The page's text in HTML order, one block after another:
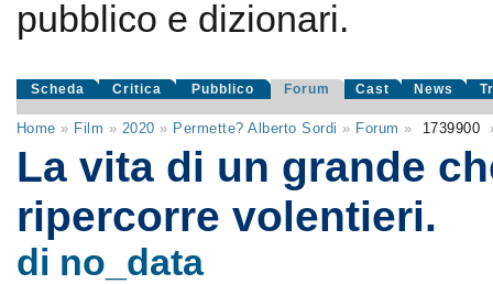
pubblico e dizionari.
Scheda Critica Pubblico Forum Cast News
Home » Film » 2020 » Permette? Alberto Sordi » Forum » 1739900
La vita di un grande
ripercorre volentieri.
di no_data